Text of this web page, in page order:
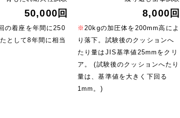
50,000回
の着座を年間に250
として8年間に相当
8,000回
※20kgの加圧体を200mm高によ
り落下。試験後のクッションへ
たり量はJIS基準値25mmをクリ
ア。 (試験後のクッションへたり
量は、基準値を大きく下回る
1mm。)